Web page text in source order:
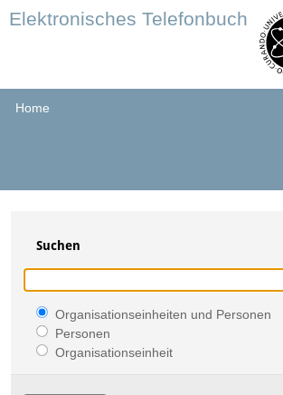
Elektronisches Telefonbuch
Home
Suchen
Organisationseinheiten und Personen
Personen
Organisationseinheit